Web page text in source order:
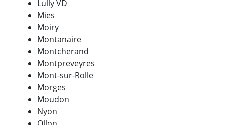
Lully VD
Mies
Moiry
Montanaire
Montcherand
Montpreveyres
Mont-sur-Rolle
Morges
Moudon
Nyon